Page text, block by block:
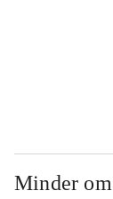
Minder om